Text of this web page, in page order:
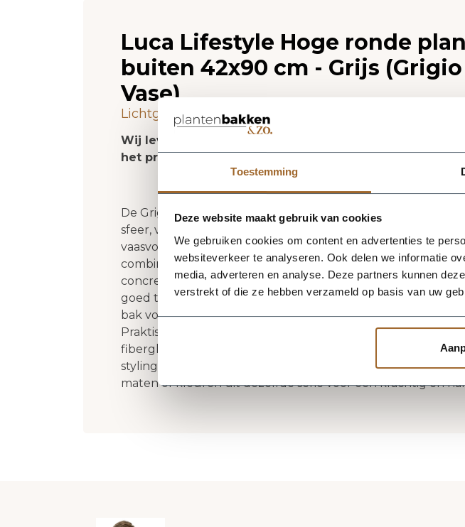
Toestemming
Deze website maakt gebruik van cookies
We gebruiken cookies om content en advertenties te
websiteverkeer te analyseren. Ook delen we informatie
media, adverteren en analyse. Deze partners kunnen
verstrekt of die ze hebben verzameld op basis van uw
Luca Lifestyle Hoge ronde
buiten 42x90 cm - Grijs
Vase)
Lichtgewicht plantenbak. Vorstbestendig en UV proof!
Wij leveren rechtstreeks vanuit het magazijn van Luca
het product niet op voorraad zijn, nemen we contact
De Grigio Modern Vase 90 - Natural Concrete van Luca
sfeer, volume en een verzorgde uitstraling in elke ruimte.
vaasvorm krijgt deze plantenbak een herkenbaar silhouet
combineert met zowel moderne als natuurlijke interieurs.
concrete geeft het ontwerp een rustige, stijlvolle basis en
goed tot zijn recht komen. Het buitenformaat is 42 x 42 x
bak voldoende aanwezigheid heeft zonder zijn elegante
Praktische kenmerken: plantgat Ø31.5 en inhoud 116 liter.
fiberglas zorgt voor een luxe look en maakt deze
styling in huis, op kantoor, op het terras of in de tuin.
maten of kleuren uit dezelfde serie voor een krachtig en